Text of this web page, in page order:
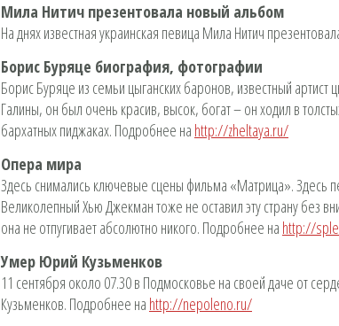
Мила Нитич презентовала новый альбом
На днях известная украинская певица Мила Нитич
Борис Буряце биография, фотографии
Борис Буряце из семьи цыганских баронов, известный
Галины, он был очень красив, высок, богат – он ходил в
бархатных пиджаках. Подробнее на http://zheltaya.ru/
Опера мира
Здесь снимались ключевые сцены фильма «Матрица». Здесь
Великолепный Хью Джекман тоже не оставил эту страну без
она не отпугивает абсолютно никого. Подробнее на http://
Умер Юрий Кузьменков
11 сентября около 07.30 в Подмосковье на своей даче от
Кузьменков. Подробнее на http://nepoleno.ru/